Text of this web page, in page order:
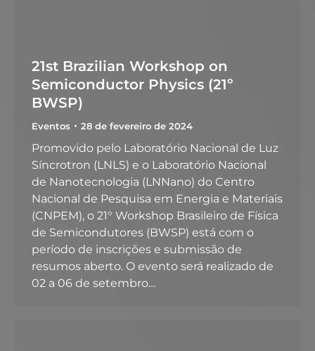
21st Brazilian Workshop on
Semiconductor Physics (21º
BWSP)
Eventos 28 de fevereiro de 2024
Promovido pelo Laboratório Nacional de Luz
Síncrotron (LNLS) e o Laboratório Nacional
de Nanotecnologia (LNNano) do Centro
Nacional de Pesquisa em Energia e Materiais
(CNPEM), o 21° Workshop Brasileiro de Física
de Semicondutores (BWSP) está com o
período de inscrições e submissão de
resumos aberto. O evento será realizado de
02 a 06 de setembro…